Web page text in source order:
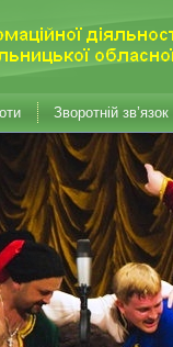
Зворотній зв’язок